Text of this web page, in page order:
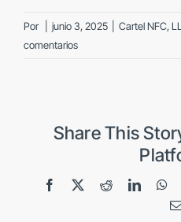
Por junio 3, 2025 Cartel NFC,
comentarios
Share This
Facebook
X Reddit